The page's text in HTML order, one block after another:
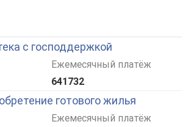
с господдержкой
Ежемесячный платёж
641732
готового жилья
Ежемесячный платёж